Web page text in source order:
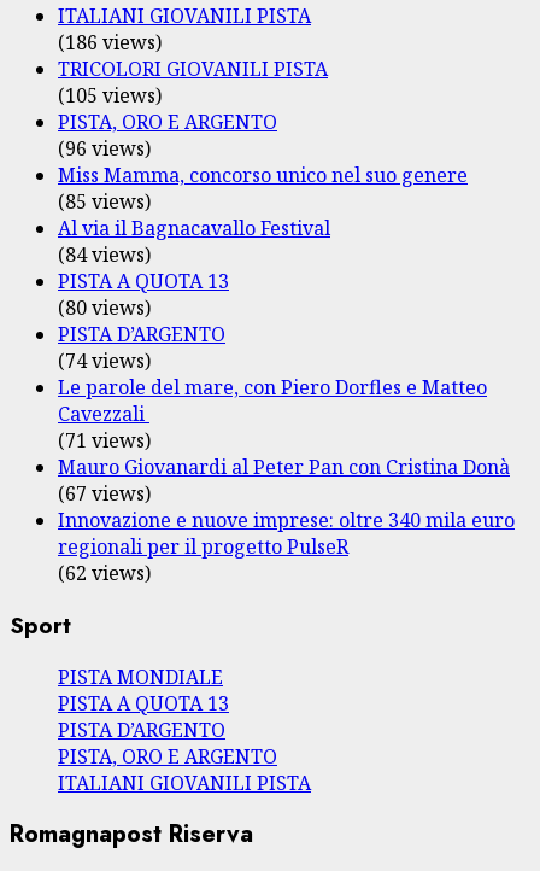
ITALIANI GIOVANILI PISTA
(186 views)
TRICOLORI GIOVANILI PISTA
(105 views)
PISTA, ORO E ARGENTO
(96 views)
Miss Mamma, concorso unico nel suo genere
(85 views)
Al via il Bagnacavallo Festival
(84 views)
PISTA A QUOTA 13
(80 views)
PISTA D’ARGENTO
(74 views)
Le parole del mare, con Piero Dorfles e Matteo
Cavezzali
(71 views)
Mauro Giovanardi al Peter Pan con Cristina Donà
(67 views)
Innovazione e nuove imprese: oltre 340 mila euro
regionali per il progetto PulseR
(62 views)
Sport
PISTA MONDIALE
PISTA A QUOTA 13
PISTA D’ARGENTO
PISTA, ORO E ARGENTO
ITALIANI GIOVANILI PISTA
Romagnapost Riserva